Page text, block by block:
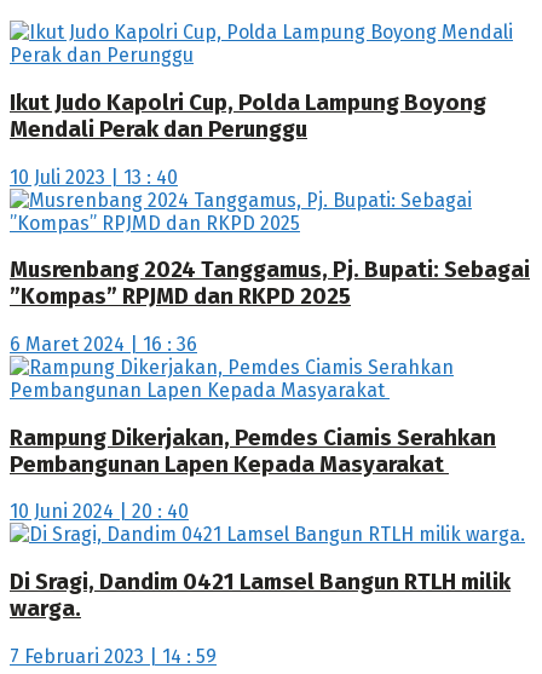
Ikut Judo Kapolri Cup, Polda Lampung Boyong
Mendali Perak dan Perunggu
10 Juli 2023 | 13 : 40
Musrenbang 2024 Tanggamus, Pj. Bupati: Sebagai
”Kompas” RPJMD dan RKPD 2025
6 Maret 2024 | 16 : 36
Rampung Dikerjakan, Pemdes Ciamis Serahkan
Pembangunan Lapen Kepada Masyarakat
10 Juni 2024 | 20 : 40
Di Sragi, Dandim 0421 Lamsel Bangun RTLH milik
warga.
7 Februari 2023 | 14 : 59